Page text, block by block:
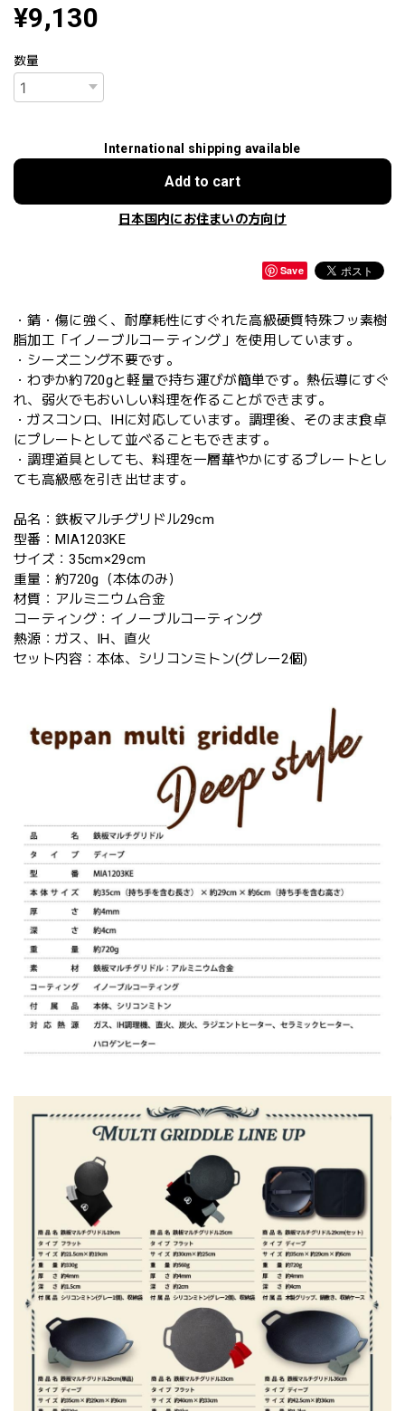
¥9,130
数量
International shipping available
Add to cart
日本国内にお住まいの方向け
Save
・錆・傷に強く、耐摩耗性にすぐれた高級硬質特殊フッ素樹
脂加工「イノーブルコーティング」を使用しています。
・シーズニング不要です。
・わずか約720gと軽量で持ち運びが簡単です。熱伝導にすぐ
れ、弱火でもおいしい料理を作ることができます。
・ガスコンロ、IHに対応しています。調理後、そのまま食卓
にプレートとして並べることもできます。
・調理道具としても、料理を一層華やかにするプレートとし
ても高級感を引き出せます。
品名：鉄板マルチグリドル29cm
型番：MIA1203KE
サイズ：35cm×29cm
重量：約720g（本体のみ）
材質：アルミニウム合金
コーティング：イノーブルコーティング
熱源：ガス、IH、直火
セット内容：本体、シリコンミトン(グレー2個)